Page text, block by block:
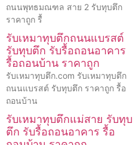
ถนนพุทธมณฑล สาย 2 รับทุบตึก
ราคาถูก รื้
รับเหมาทุบตึกถนนแบรสต์
รับทุบตึก รับรื้อถอนอาคาร
รื้อถอนบ้าน ราคาถูก
รับเหมาทุบตึก.com รับเหมาทุบตึก
ถนนแบรสต์ รับทุบตึก ราคาถูก รื้อ
ถอนบ้าน
รับเหมาทุบตึกแม่สาย รับทุบ
ตึก รับรื้อถอนอาคาร รื้อ